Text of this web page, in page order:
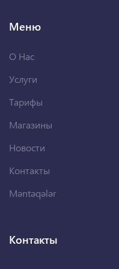
Меню
О Нас
Услуги
Тарифы
Магазины
Новости
Контакты
Məntəqələr
Контакты